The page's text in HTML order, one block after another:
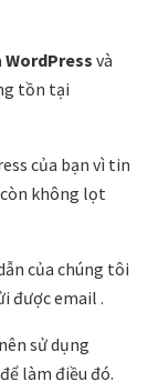
WordPress và
tồn tại
của bạn vì tin
không lọt
của chúng tôi
được email .
sử dụng
làm điều đó.